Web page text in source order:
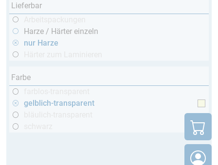
Lieferbar
Harze / Härter einzeln
nur Harze
Farbe
gelblich-transparent